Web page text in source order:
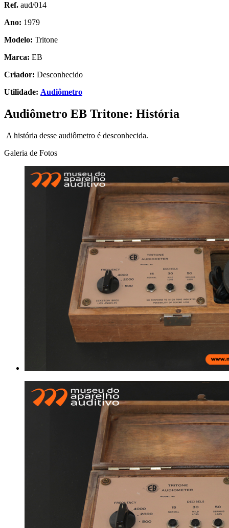
Ref. aud/014
Ano: 1979
Modelo: Tritone
Marca: EB
Criador: Desconhecido
Utilidade: Audiômetro
Audiômetro EB Tritone: História
A história desse audiômetro é desconhecida.
Galeria de Fotos